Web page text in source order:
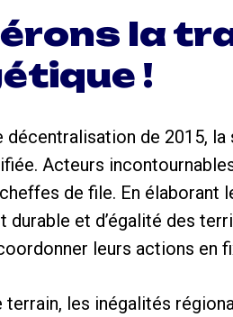
la
!
décentralisation de 2015, la
Acteurs
de file. En élaborant
durable et d’égalité des
leurs actions en
terrain, les inégalités